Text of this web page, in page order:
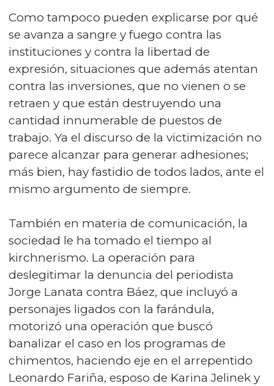
Como tampoco pueden explicarse por qué
se avanza a sangre y fuego contra las
instituciones y contra la libertad de
expresión, situaciones que además atentan
contra las inversiones, que no vienen o se
retraen y que están destruyendo una
cantidad innumerable de puestos de
trabajo. Ya el discurso de la victimización no
parece alcanzar para generar adhesiones;
más bien, hay fastidio de todos lados, ante el
mismo argumento de siempre.
También en materia de comunicación, la
sociedad le ha tomado el tiempo al
kirchnerismo. La operación para
deslegitimar la denuncia del periodista
Jorge Lanata contra Báez, que incluyó a
personajes ligados con la farándula,
motorizó una operación que buscó
banalizar el caso en los programas de
chimentos, haciendo eje en el arrepentido
Leonardo Fariña, esposo de Karina Jelinek y